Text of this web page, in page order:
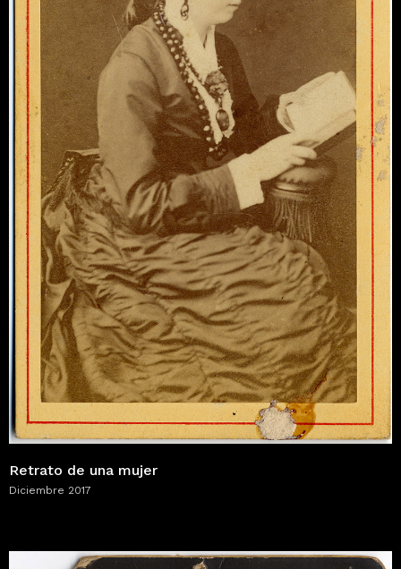
Retrato de una mujer
Diciembre 2017